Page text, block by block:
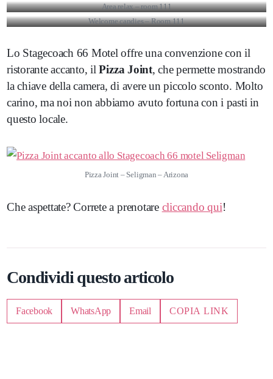
Area relax – room 111
Welcome candies – Room 111
Lo Stagecoach 66 Motel offre una convenzione con il
ristorante accanto, ilPizza Joint, che permette mostrando
la chiave della camera, di avere un piccolo sconto. Molto
carino, ma noi non abbiamo avuto fortuna con i pasti in
questo locale.
Pizza Joint – Seligman – Arizona
Che aspettate? Correte a prenotare cliccando qui!
Condividi questo articolo
Facebook WhatsApp Email COPIA LINK